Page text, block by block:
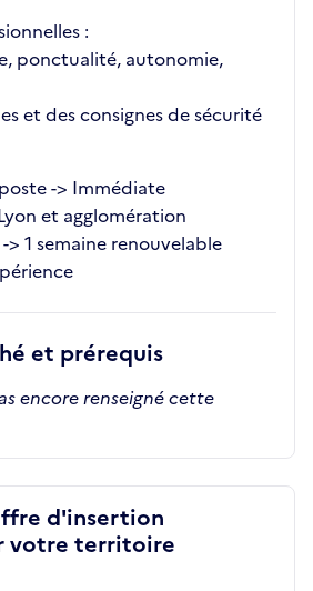
:
ponctualité, autonomie,
et des consignes de sécurité
-> Immédiate
et agglomération
> 1 semaine renouvelable
et prérequis
encore renseigné cette
d'insertion
votre territoire